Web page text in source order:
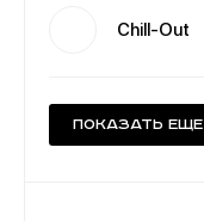
Chill-Out
Показать еще